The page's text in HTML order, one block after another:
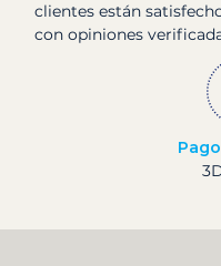
clientes están
con opiniones